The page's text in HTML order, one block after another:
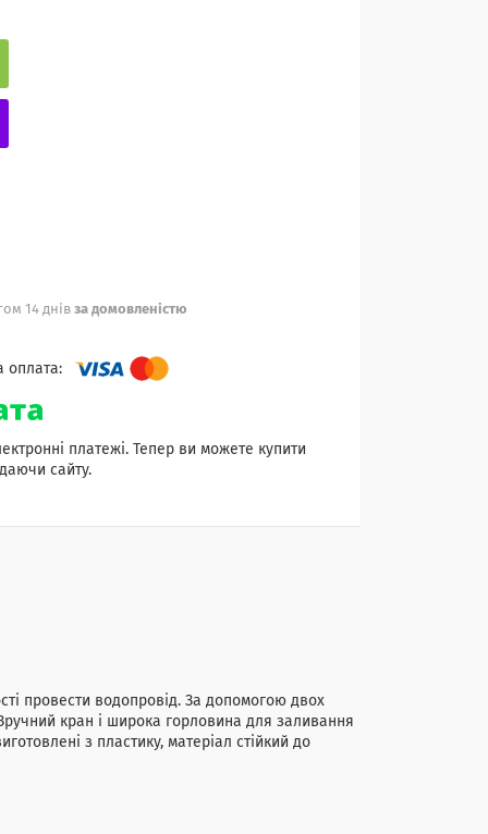
14 днів за домовленістю
платежі. Тепер ви можете купити
сайту.
провести водопровід. За допомогою двох
кран і широка горловина для заливання
з пластику, матеріал стійкий до